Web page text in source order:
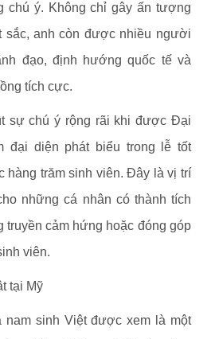
chú ý. Không chỉ gây ấn tượng
sắc, anh còn được nhiều người
đạo, định hướng quốc tế và
tích cực.
sự chú ý rộng rãi khi được Đại
đại diện phát biểu trong lễ tốt
hàng trăm sinh viên. Đây là vị trí
những cá nhân có thành tích
truyền cảm hứng hoặc đóng góp
viên.
tại Mỹ
sinh Việt được xem là một